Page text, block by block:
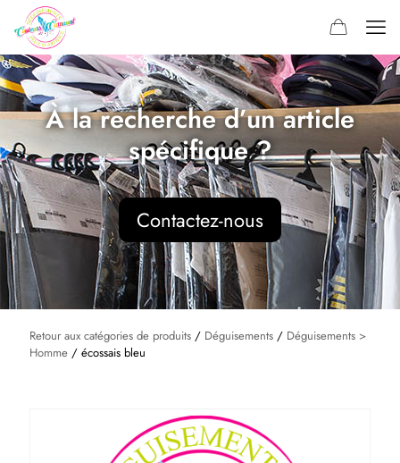
À la recherche d’un article
spécifique ?
Contactez-nous
Retour aux catégories de produits / Déguisements / Déguisements >
Homme / écossais bleu